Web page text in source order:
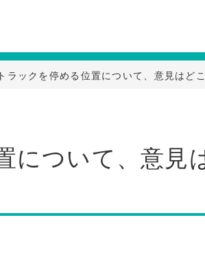
トラックを停める位置について、意見はど
について、意見